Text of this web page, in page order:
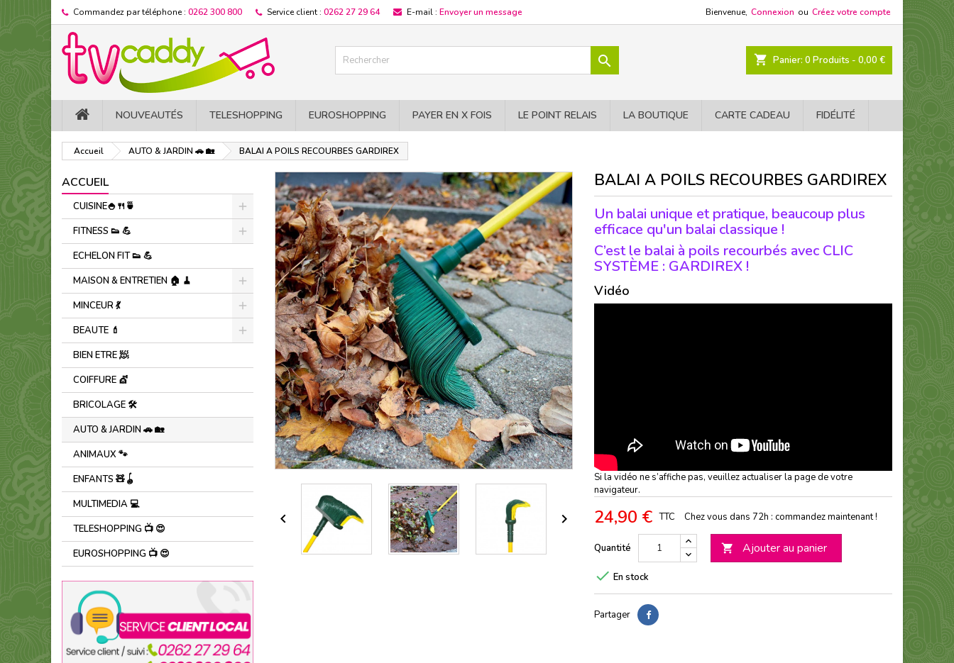
Commandez par téléphone : 0262 300 800 Service client : 0262 27 29 64 E-mail : Envoyer un message Bienvenue, Connexion ou Créez votre compte
shopping_cart Panier: 0 Produits - 0,00 €

NOUVEAUTÉS TELESHOPPING EUROSHOPPING PAYER EN X FOIS LE POINT RELAIS LA BOUTIQUE CARTE CADEAU FIDÉLITÉ
Accueil AUTO & JARDIN 🚗 🏡 BALAI A POILS RECOURBES GARDIREX
ACCUEIL
CUISINE🍚​🍴​🍵​
FITNESS 👟 ​💪​
ECHELON FIT 👟 ​💪​
MAISON & ENTRETIEN 🏠 🧹
MINCEUR 💃
BEAUTE 💄
BIEN ETRE 🧖
COIFFURE 💇
BRICOLAGE 🛠️
AUTO & JARDIN 🚗 🏡
ANIMAUX 🐾
ENFANTS 🧸🪀
MULTIMEDIA 💻
TELESHOPPING 📺 😍
EUROSHOPPING 📺 😍
 
BALAI A POILS RECOURBES GARDIREX
Un balai unique et pratique, beaucoup plus
efficace qu'un balai classique !
C’est le balai à poils recourbés avec CLIC
SYSTÈME : GARDIREX !
Vidéo
Si la vidéo ne s’affiche pas, veuillez actualiser la page de votre
navigateur.
24,90 € TTC Chez vous dans 72h : commandez maintenant !
Quantité  Ajouter au panier
 En stock
Partager